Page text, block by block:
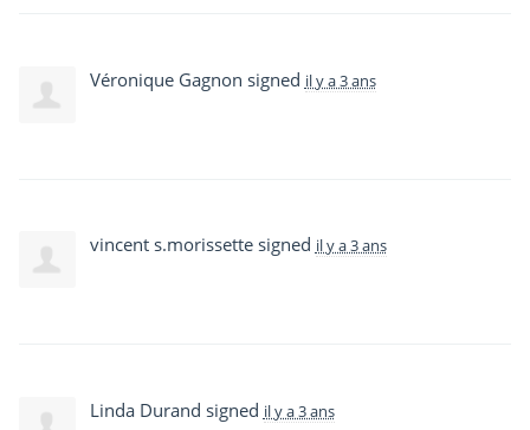
Véronique Gagnon signed il y a 3 ans
vincent s.morissettesigned il y a 3 ans
Linda Durand signed il y a 3 ans